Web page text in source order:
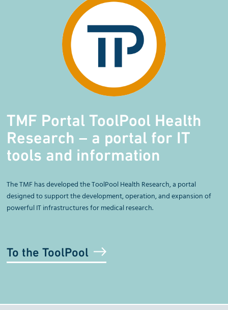
TMF Portal ToolPool Health
Research – a portal for IT
tools and information
The TMF has developed the ToolPool Health Research, a portal
designed to support the development, operation, and expansion of
powerful IT infrastructures for medical research.
To the ToolPool